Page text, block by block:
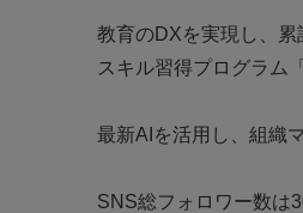
教育のDXを実現し、
スキル習得プログラム「
最新AIを活用し、組織
SNS総フォロワー数は